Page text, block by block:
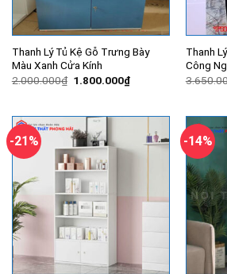
Thanh Lý Tủ Kệ Gỗ Trưng Bày
Màu Xanh Cửa Kính
2.000.000₫ Giá
1.800.000₫Giá
hiện
1.800.000₫.
Thanh
Công
-21% -14%